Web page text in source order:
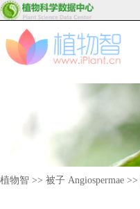
植物智 >> 被子 Angiospermae >>